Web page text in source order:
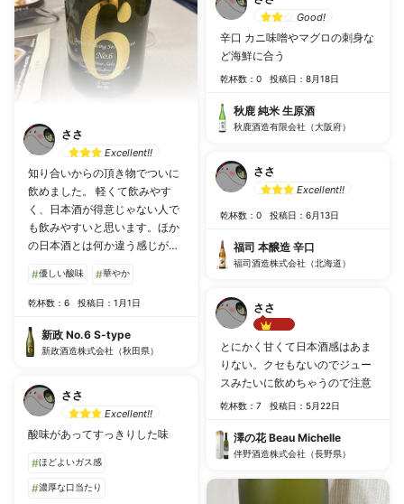
ささ
Excellent!!
知り合いからの頂き物でついに
飲めました。 軽くて飲みやす
く、日本酒が得意じゃない人で
も飲みやすいと思います。ほか
の日本酒とは何か違う感じがし
#優しい酸味 #華やか
乾杯数：6 投稿日：1月1日
新政 No.6 S-type
新政酒造株式会社（秋田県）
ささ
Excellent!!
酸味があってすっきりした味
#ほどよいガス感
#濃厚な口当たり
Good!
辛口 カニ味噌やマグロの刺身な
ど海鮮に合う
乾杯数：0 投稿日：8月18日
秋鹿 純米 生原酒
秋鹿酒造有限会社（大阪府）
ささ
Excellent!!
乾杯数：0 投稿日：6月13日
福司 本醸造 辛口
福司酒造株式会社（北海道）
ささ
Best!!
とにかく甘くて日本酒感はあま
りない。クセもないのでジュー
スみたいに飲めちゃうので注意
乾杯数：7 投稿日：5月22日
澤の花 Beau Michelle
伴野酒造株式会社（長野県）